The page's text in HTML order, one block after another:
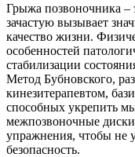
Грыжа позвоночника –
зачастую вызывает
качество жизни.
особенностей
стабилизации
Метод Бубновского,
кинезитерапевтом,
способных укрепить
межпозвоночные
упражнения, чтобы не
безопасность.